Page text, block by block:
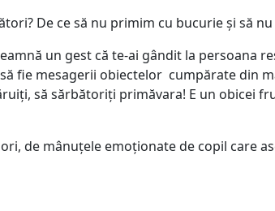
De ce să nu primim cu bucurie și să
un gest că te-ai gândit la persoana
fie mesagerii obiectelor cumpărate din
să sărbătoriți primăvara! E un obicei
de mânuțele emoționate de copil care